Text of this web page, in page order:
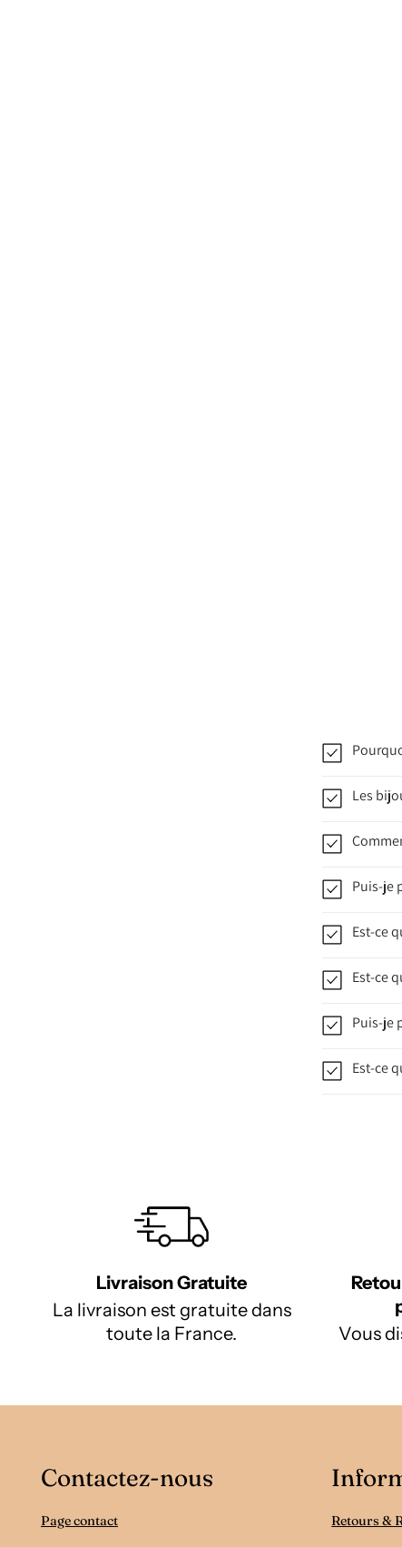
Les
Puis-je
Est-ce
Est-ce
Puis-je
Est-ce
Livraison Gratuite
La livraison est gratuite dans
toute la France.
Vous
Contactez-nous
Page contact
Retours &